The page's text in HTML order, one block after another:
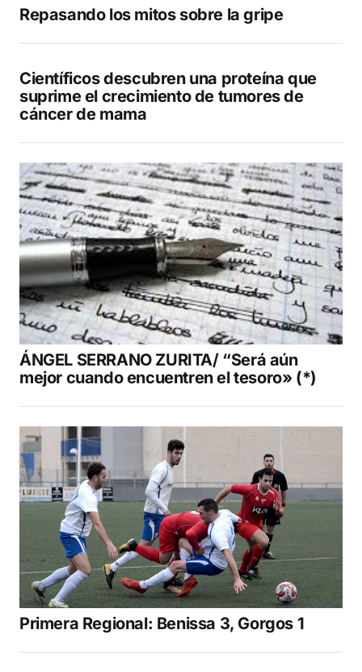
Repasando los mitos sobre la gripe
Científicos descubren una proteína que
suprime el crecimiento de tumores de
cáncer de mama
ÁNGEL SERRANO ZURITA/ “Será aún
mejor cuando encuentren el tesoro» (*)
Primera Regional: Benissa 3, Gorgos 1